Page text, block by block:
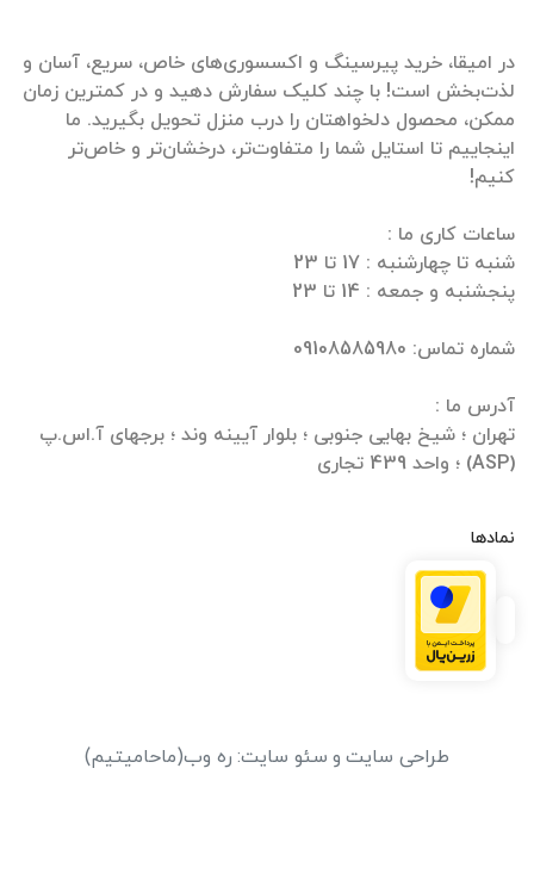
در امیقا، خرید پیرسینگ و اکسسوری‌های خاص، سریع، آسان و
لذت‌بخش است! با چند کلیک سفارش دهید و در کمترین زمان
ممکن، محصول دلخواهتان را درب منزل تحویل بگیرید. ما
اینجاییم تا استایل شما را متفاوت‌تر، درخشان‌تر و خاص‌تر
تهران ؛ شیخ بهایی جنوبی ؛ بلوار آیینه وند ؛ برجهای آ.اس.پ
(ASP) ؛ واحد 439 تجاری
نمادها
طراحی سایت و سئو سایت: ره وب(ماحامیتیم)